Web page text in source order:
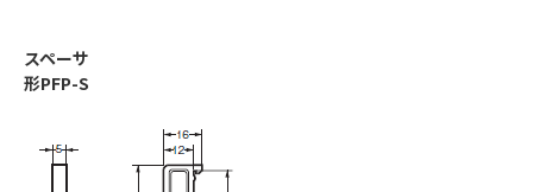
スペーサ
形PFP-S